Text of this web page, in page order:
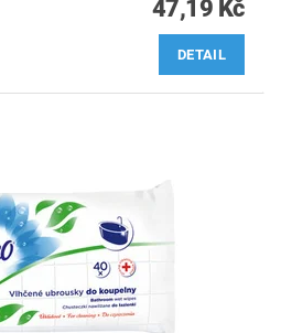
47,19 Kč
DETAIL